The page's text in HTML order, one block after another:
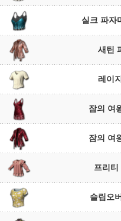
실크 파자
새틴
레이
잠의 여
잠의 여
프리티
슬립오